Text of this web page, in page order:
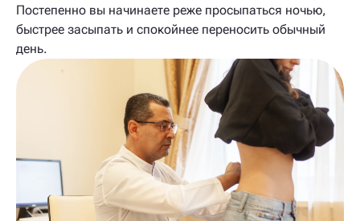
Постепенно вы начинаете реже просыпаться ночью,
быстрее засыпать и спокойнее переносить обычный
день.